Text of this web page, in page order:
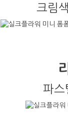
크림
파스